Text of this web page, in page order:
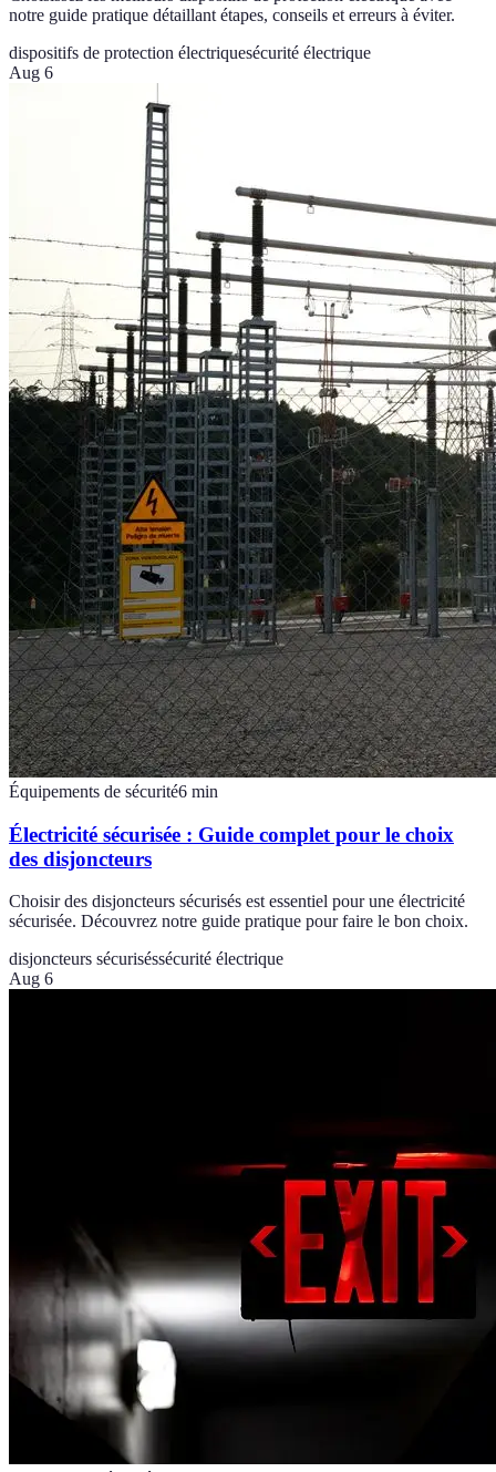
notre guide pratique détaillant étapes, conseils et erreurs à éviter.
dispositifs de protection électriquesécurité électrique
Aug 6
Équipements de sécurité6 min
Électricité sécurisée : Guide complet pour le choix
des disjoncteurs
Choisir des disjoncteurs sécurisés est essentiel pour une électricité
sécurisée. Découvrez notre guide pratique pour faire le bon choix.
disjoncteurs sécuriséssécurité électrique
Aug 6